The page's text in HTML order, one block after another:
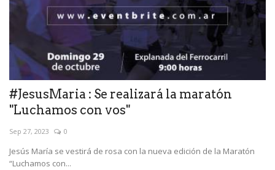
#JesusMaria : Se realizará la maratón
"Luchamos con vos"
Sep 27, 2023 0
Jesús María se vestirá de rosa con la nueva edición de la Maratón
“Luchamos con...